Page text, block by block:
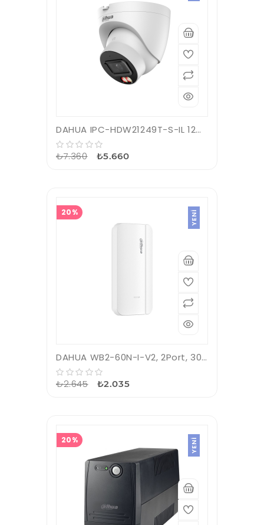
DAHUA IPC-HDW21249T-S-IL 12Mpix, 2,8mm Lens,SD Kart, Smart Dual Light, H265+, 30Mt Gece Görüşü, IP67, PoE Dome IP Kamera
₺7.360 ₺5.660
20% YENI
DAHUA WB2-60N-I-V2, 2Port, 300Mbps, 2.4Ghz, Dış Ortam, Noktadan Noktaya PTP, Acces Point, Kutu İçeriği 2 Adet, (500m)
₺2.645 ₺2.035
20% YENI